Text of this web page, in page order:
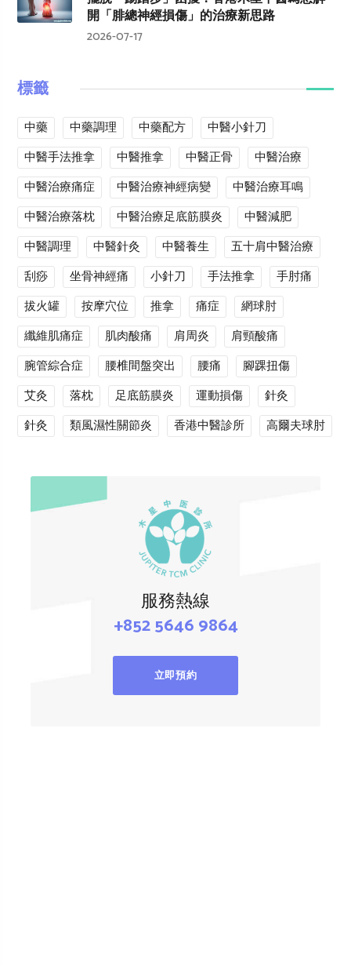
開「腓總神經損傷」的治療新思路
2026-07-17
標籤
中藥 中藥調理 中藥配方
中醫小針刀
中醫手法推拿
中醫推拿 中醫正骨
中醫治療
中醫治療痛症
中醫治療神經病變
中醫治療耳鳴
中醫治療落枕
中醫治療足底筋膜炎
中醫減肥
中醫調理
中醫針灸 中醫養生
五十肩中醫治療
刮痧
坐骨神經痛 小針刀 手法推拿
手肘痛
拔火罐
按摩穴位 推拿 痛症
網球肘
纖維肌痛症
肌肉酸痛 肩周炎
肩頸酸痛
腕管綜合症
腰椎間盤突出 腰痛
腳踝扭傷
艾灸
落枕 足底筋膜炎 運動損傷
針灸
針灸
類風濕性關節炎 香港中醫診所 高爾夫球肘
服務熱線
+852 5646 9864
立即預約